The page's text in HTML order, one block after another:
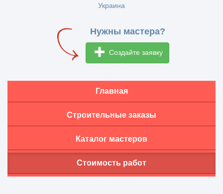
Украина
Нужны мастера?
Создайте заявку
Главная
Строительные заказы
Каталог мастеров
Стоимость работ